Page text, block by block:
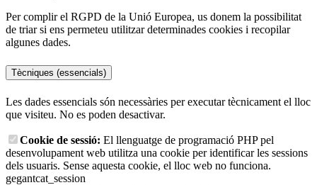
Per complir el RGPD de la Unió Europea, us donem la possibilitat
de triar si ens permeteu utilitzar determinades cookies i recopilar
algunes dades.
Tècniques (essencials)
Les dades essencials són necessàries per executar tècnicament el lloc
que visiteu. No es poden desactivar.
Cookie de sessió: El llenguatge de programació PHP pel
desenvolupament web utilitza una cookie per identificar les sessions
dels usuaris. Sense aquesta cookie, el lloc web no funciona.
gegantcat_session